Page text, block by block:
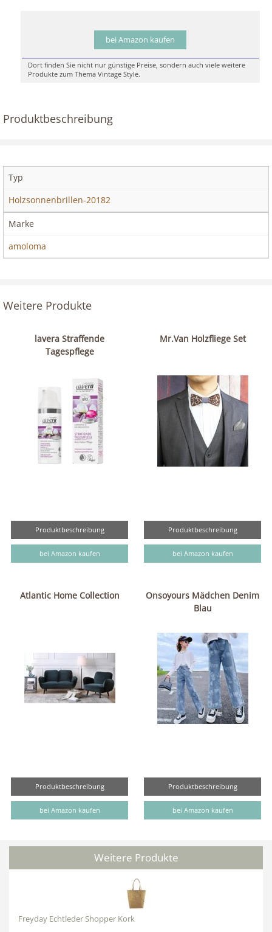
bei Amazon kaufen
Dort finden Sie nicht nur günstige Preise, sondern auch viele weitere
Produkte zum Thema Vintage Style.
Produktbeschreibung
Typ
Holzsonnenbrillen-20182
Marke
amoloma
Weitere Produkte
lavera Straffende
Tagespflege
Produktbeschreibung
bei Amazon kaufen
Mr.Van Holzfliege Set
Produktbeschreibung
bei Amazon kaufen
Atlantic Home Collection
Produktbeschreibung
bei Amazon kaufen
Onsoyours Mädchen Denim
Blau
Produktbeschreibung
bei Amazon kaufen
Weitere Produkte
Freyday Echtleder Shopper Kork